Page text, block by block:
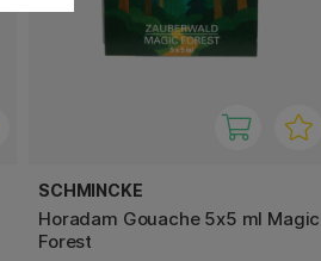
SCHMINCKE
Horadam Gouache 5x5 ml Magic
Forest